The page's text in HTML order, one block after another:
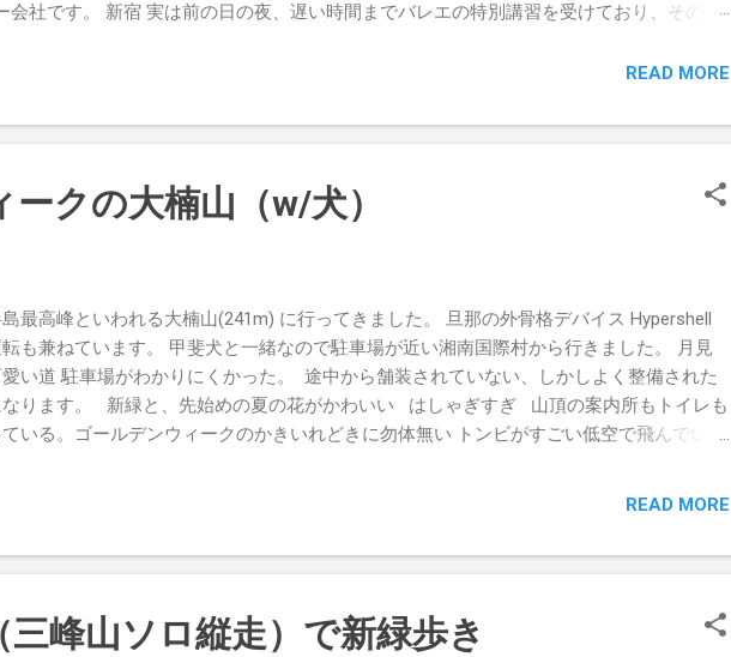
会社です。 新宿 実は前の日の夜、遅い時間までバレエの特別講習を受けており、その帰
テイタラクでした。もうワインはやめよう・・・ それでもザックでダッシュして駅に行
い状態でした。朝の新宿の歩道でしばらくウロウロした後、出てきた係の方に名前をつた
の「津島牛頭天王神社」を見かけました。下山後調べたら、千と千尋の神隠しのモデルに
民俗学的な発見も山の楽しみです。 芝沢ゲート ものすごい蛇行の山道を通過したり、曲
たのは昼過ぎでした。 しばらく舗装された道が続きましたが、今回のテン場は水場が
り多い4リットルの水を運んでいます。ライトウェイトなザックがひんまがってます。
ルの軽量40ℓに今回穴が空きました 川沿いの道は、暑かったのですが、せせらぎがいい
赤い岩がところどころに落ちていて、日の丸弁当のようでした。赤石岳が近くにありま
を「チャート」というそう。山に行くと鉱物も気になります。 易老渡（いろうど） 簡易
READ MORE
クの大楠山（w/犬）
最高峰といわれる大楠山(241m) に行ってきました。 旦那の外骨格デバイス Hypershell
も兼ねています。 甲斐犬と一緒なので駐車場が近い湘南国際村から行きました。 月見
い道 駐車場がわかりにくかった。 途中から舗装されていない、しかしよく整備された
なります。 新緑と、先始めの夏の花がかわいい はしゃぎすぎ 山頂の案内所もトイレも
いる。ゴールデンウィークのかきいれどきに勿体無い トンビがすごい低空で飛んでいま
READ MORE
峰山ソロ縦走）で新緑歩き